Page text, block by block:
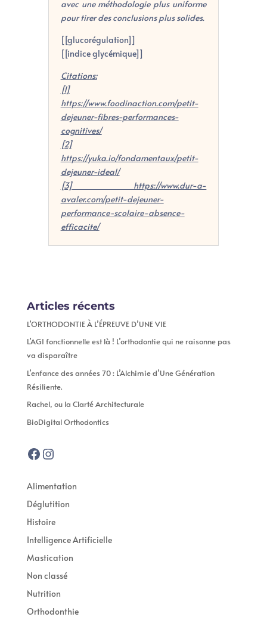
avec une méthodologie plus uniforme
pour tirer des conclusions plus solides.
[[glucorégulation]]
[[indice glycémique]]
Citations:
[1]
https://www.foodinaction.com/petit-
dejeuner-fibres-performances-
cognitives/
[2]
https://yuka.io/fondamentaux/petit-
dejeuner-ideal/
[3] https://www.dur-a-
avaler.com/petit-dejeuner-
performance-scolaire-absence-
efficacite/
Articles récents
L’ORTHODONTIE À L’ÉPREUVE D’UNE VIE
L’AGI fonctionnelle est là ! L’orthodontie qui ne raisonne pas
va disparaître
L’enfance des années 70 : L’Alchimie d’Une Génération
Résiliente.
Rachel, ou la Clarté Architecturale
BioDigital Orthodontics
Facebook
Instagram
Alimentation
Déglutition
Histoire
Intelligence Artificielle
Mastication
Non classé
Nutrition
Orthodonthie